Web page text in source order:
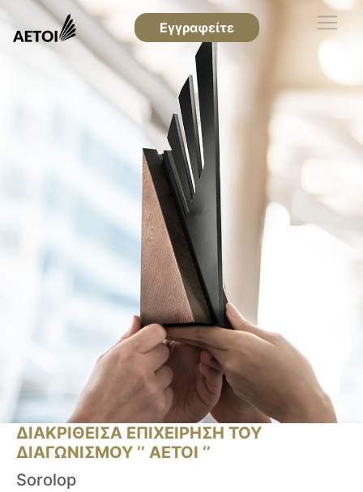
Εγγραφείτε
ΔΙΑΚΡΙΘΕΙΣΑ ΕΠΙΧΕΙΡΗΣΗ ΤΟΥ
ΔΙΑΓΩΝΙΣΜΟΥ ‘’ ΑΕΤΟΙ ‘’
Sorolop